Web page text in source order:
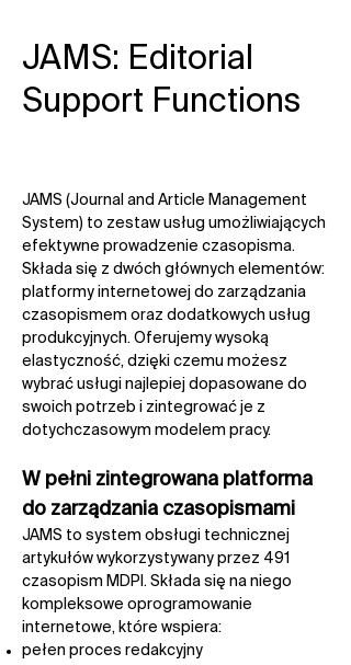
JAMS: Editorial
Support Functions
JAMS (Journal and Article Management
System) to zestaw usług umożliwiających
efektywne prowadzenie czasopisma.
Składa się z dwóch głównych elementów:
platformy internetowej do zarządzania
czasopismem oraz dodatkowych usług
produkcyjnych. Oferujemy wysoką
elastyczność, dzięki czemu możesz
wybrać usługi najlepiej dopasowane do
swoich potrzeb i zintegrować je z
dotychczasowym modelem pracy.
W pełni zintegrowana platforma
do zarządzania czasopismami​
JAMS to system obsługi technicznej
artykułów wykorzystywany przez 491
czasopism MDPI. Składa się na niego
kompleksowe oprogramowanie
internetowe, które wspiera:​
pełen proces redakcyjny​